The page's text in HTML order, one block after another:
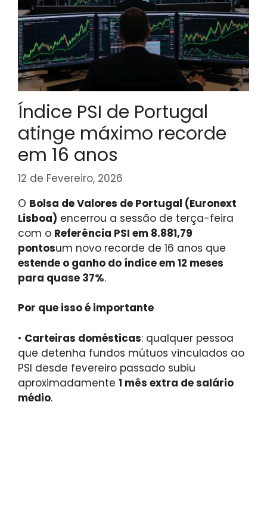
Índice PSI de Portugal
atinge máximo recorde
em 16 anos
12 de Fevereiro, 2026
O Bolsa de Valores de Portugal (Euronext
Lisboa) encerrou a sessão de terça-feira
com o Referência PSI em 8.881,79
pontosum novo recorde de 16 anos que
estende o ganho do índice em 12 meses
para quase 37%.
Por que isso é importante
• Carteiras domésticas: qualquer pessoa
que detenha fundos mútuos vinculados ao
PSI desde fevereiro passado subiu
aproximadamente 1 mês extra de salário
médio.